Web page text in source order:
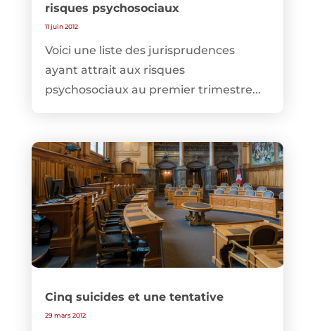
risques psychosociaux
11 juin 2012
Voici une liste des jurisprudences
ayant attrait aux risques
psychosociaux au premier trimestre...
Cinq suicides et une tentative
29 mars 2012